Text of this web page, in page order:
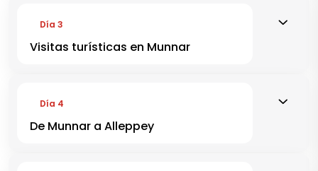
Día 3
Visitas turísticas en Munnar
Día 4
De Munnar a Alleppey